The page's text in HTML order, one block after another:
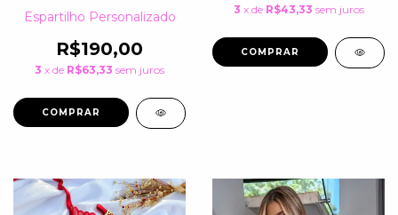
Espartilho Personalizado
R$190,00
3 x de R$63,33 sem juros
COMPRAR
3 x de R$43,33 sem juros
COMPRAR